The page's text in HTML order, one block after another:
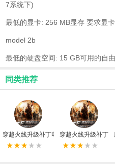
7系统下)
最低的显卡: 256 MB显存 要求显
model 2b
最低的硬盘空间: 15 GB可用的自
同类推荐
穿越火线升级补丁电脑版穿越火线升级补丁